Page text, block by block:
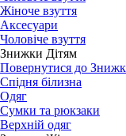
Жіноче взуття
Аксесуари
Чоловіче взуття
Знижки Дітям
Повернутися до
Спідня білизна
Одяг
Сумки та рюкзаки
Верхній одяг